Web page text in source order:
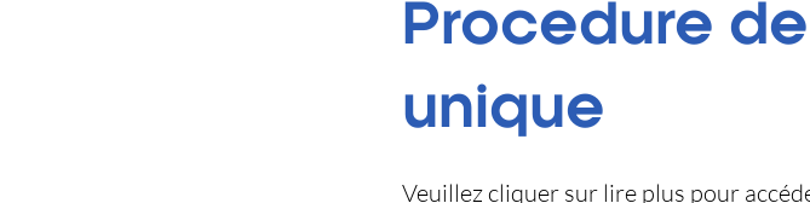
Procedure
unique
Veuillez cliquer sur lire plus pour